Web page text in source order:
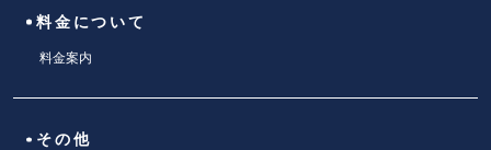
料金について
料金案内
その他